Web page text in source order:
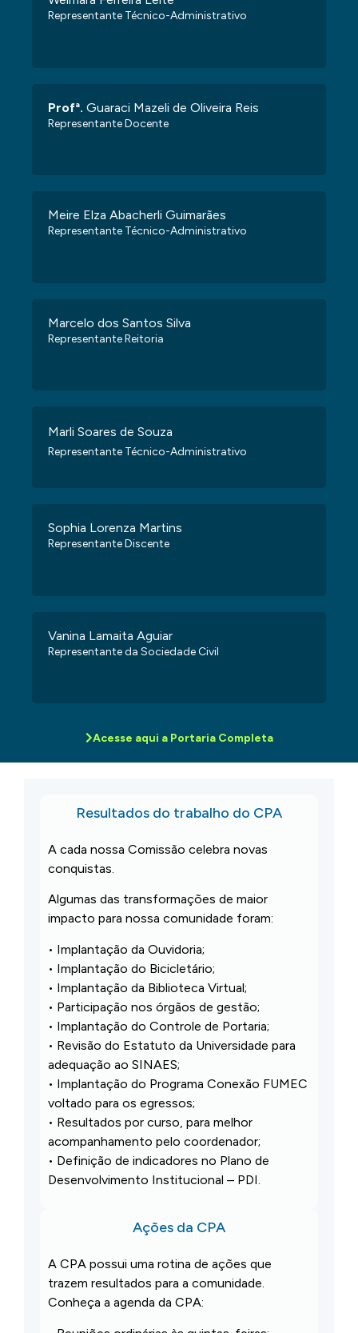
Representante Técnico-Administrativo
Profª. Guaraci Mazeli de Oliveira Reis
Representante Docente
Meire Elza Abacherli Guimarães
Representante Técnico-Administrativo
Marcelo dos Santos Silva
Representante Reitoria
Marli Soares de Souza
Representante Técnico-Administrativo
Sophia Lorenza Martins
Representante Discente
Vanina Lamaita Aguiar
Representante da Sociedade Civil
Acesse aqui a Portaria Completa
Resultados do trabalho do CPA
A cada nossa Comissão celebra novas
conquistas.
Algumas das transformações de maior
impacto para nossa comunidade foram:
• Implantação da Ouvidoria;
• Implantação do Bicicletário;
• Implantação da Biblioteca Virtual;
• Participação nos órgãos de gestão;
• Implantação do Controle de Portaria;
• Revisão do Estatuto da Universidade para
adequação ao SINAES;
• Implantação do Programa Conexão FUMEC
voltado para os egressos;
• Resultados por curso, para melhor
acompanhamento pelo coordenador;
• Definição de indicadores no Plano de
Desenvolvimento Institucional – PDI.
Ações da CPA
A CPA possui uma rotina de ações que
trazem resultados para a comunidade.
Conheça a agenda da CPA: